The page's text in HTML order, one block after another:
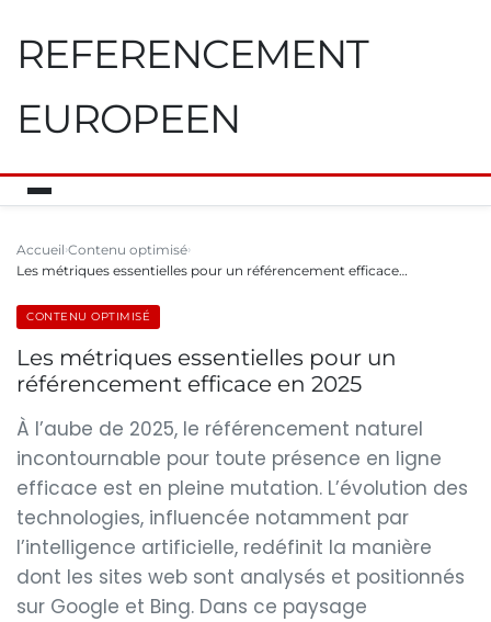
REFERENCEMENT
EUROPEEN
Accueil Contenu optimisé
Les métriques essentielles pour un référencement efficace…
CONTENU OPTIMISÉ
Les métriques essentielles pour un
référencement efficace en 2025
À l’aube de 2025, le référencement naturel
incontournable pour toute présence en ligne
efficace est en pleine mutation. L’évolution des
technologies, influencée notamment par
l’intelligence artificielle, redéfinit la manière
dont les sites web sont analysés et positionnés
sur Google et Bing. Dans ce paysage